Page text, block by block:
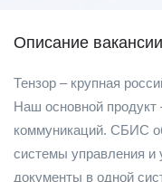
Описание вакансии
Тензор – крупная
Наш основной
коммуникаций. СБИС
системы управления и
документы в одной